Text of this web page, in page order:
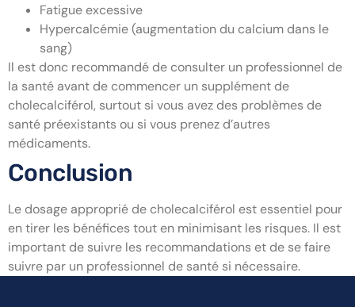
Fatigue excessive
Hypercalcémie (augmentation du calcium dans le
sang)
Il est donc recommandé de consulter un professionnel de
la santé avant de commencer un supplément de
cholecalciférol, surtout si vous avez des problèmes de
santé préexistants ou si vous prenez d’autres
médicaments.
Conclusion
Le dosage approprié de cholecalciférol est essentiel pour
en tirer les bénéfices tout en minimisant les risques. Il est
important de suivre les recommandations et de se faire
suivre par un professionnel de santé si nécessaire.